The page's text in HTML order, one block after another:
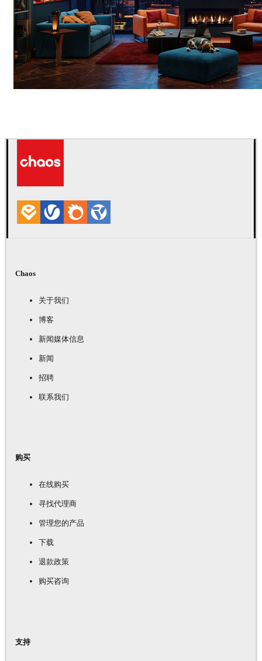
Chaos
关于我们
博客
新闻媒体信息
新闻
招聘
联系我们
购买
在线购买
寻找代理商
管理您的产品
下载
退款政策
购买咨询
支持